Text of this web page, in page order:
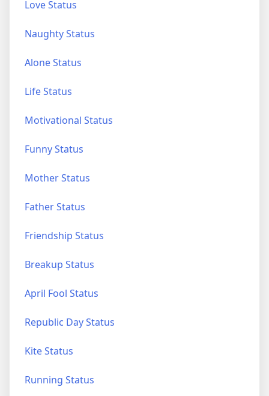
Love Status
Naughty Status
Alone Status
Life Status
Motivational Status
Funny Status
Mother Status
Father Status
Friendship Status
Breakup Status
April Fool Status
Republic Day Status
Kite Status
Running Status